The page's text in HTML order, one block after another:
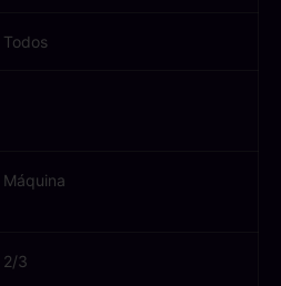
Todos
Máquina
2/3